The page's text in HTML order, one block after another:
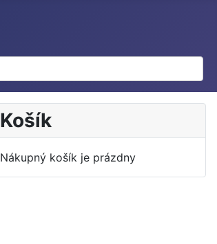
Košík
Nákupný košík je prázdny